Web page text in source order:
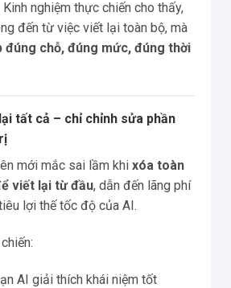
Kinh nghiệm thực chiến cho thấy,
đến từ việc viết lại toàn bộ, mà
đúng chỗ, đúng mức, đúng thời
tất cả – chỉ chỉnh sửa phần
mới mắc sai lầm khi xóa toàn
viết lại từ đầu, dẫn đến lãng phí
lợi thế tốc độ của AI.
AI giải thích khái niệm tốt